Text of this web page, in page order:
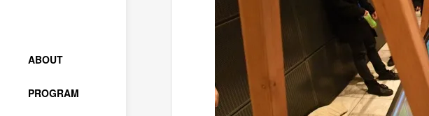
ABOUT
PROGRAM